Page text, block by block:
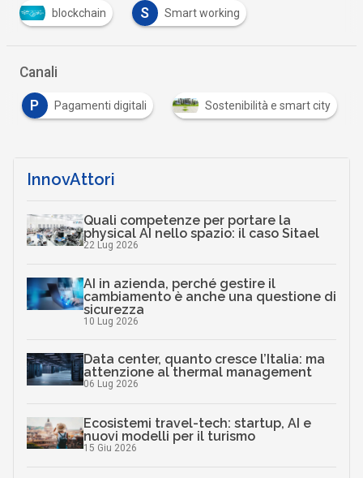
blockchain S Smart working
Canali
P Pagamenti digitali Sostenibilità e smart city
InnovAttori
Quali competenze per portare la
physical AI nello spazio: il caso Sitael
22 Lug 2026
AI in azienda, perché gestire il
cambiamento è anche una questione di
sicurezza
10 Lug 2026
Data center, quanto cresce l’Italia: ma
attenzione al thermal management
06 Lug 2026
Ecosistemi travel-tech: startup, AI e
nuovi modelli per il turismo
15 Giu 2026